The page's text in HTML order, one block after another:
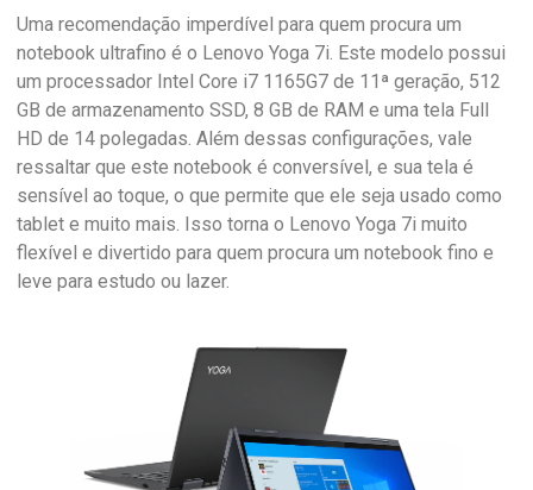
Uma recomendação imperdível para quem procura um
notebook ultrafino é o Lenovo Yoga 7i. Este modelo possui
um processador Intel Core i7 1165G7 de 11ª geração, 512
GB de armazenamento SSD, 8 GB de RAM e uma tela Full
HD de 14 polegadas. Além dessas configurações, vale
ressaltar que este notebook é conversível, e sua tela é
sensível ao toque, o que permite que ele seja usado como
tablet e muito mais. Isso torna o Lenovo Yoga 7i muito
flexível e divertido para quem procura um notebook fino e
leve para estudo ou lazer.